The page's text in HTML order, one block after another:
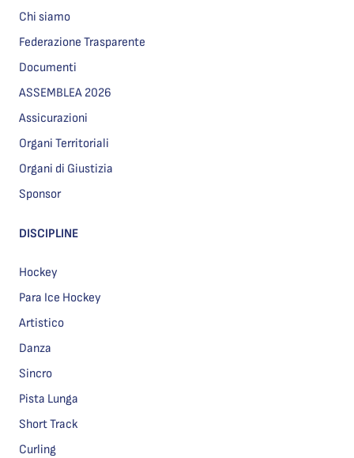
Chi siamo
Federazione Trasparente
Documenti
ASSEMBLEA 2026
Assicurazioni
Organi Territoriali
Organi di Giustizia
Sponsor
DISCIPLINE
Hockey
Para Ice Hockey
Artistico
Danza
Sincro
Pista Lunga
Short Track
Curling